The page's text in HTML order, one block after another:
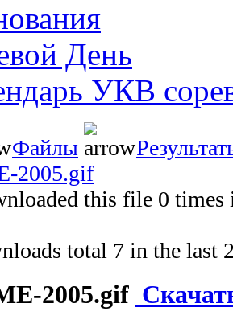
День
УКВ
Файлы
2005.gif
this file 0 times
total 7 in the last
2005.gif